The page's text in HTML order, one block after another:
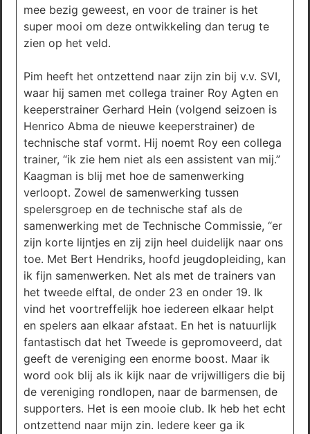
mee bezig geweest, en voor de trainer is het
super mooi om deze ontwikkeling dan terug te
zien op het veld.
Pim heeft het ontzettend naar zijn zin bij v.v. SVI,
waar hij samen met collega trainer Roy Agten en
keeperstrainer Gerhard Hein (volgend seizoen is
Henrico Abma de nieuwe keeperstrainer) de
technische staf vormt. Hij noemt Roy een collega
trainer, “ik zie hem niet als een assistent van mij.”
Kaagman is blij met hoe de samenwerking
verloopt. Zowel de samenwerking tussen
spelersgroep en de technische staf als de
samenwerking met de Technische Commissie, “er
zijn korte lijntjes en zij zijn heel duidelijk naar ons
toe. Met Bert Hendriks, hoofd jeugdopleiding, kan
ik fijn samenwerken. Net als met de trainers van
het tweede elftal, de onder 23 en onder 19. Ik
vind het voortreffelijk hoe iedereen elkaar helpt
en spelers aan elkaar afstaat. En het is natuurlijk
fantastisch dat het Tweede is gepromoveerd, dat
geeft de vereniging een enorme boost. Maar ik
word ook blij als ik kijk naar de vrijwilligers die bij
de vereniging rondlopen, naar de barmensen, de
supporters. Het is een mooie club. Ik heb het echt
ontzettend naar mijn zin. Iedere keer ga ik